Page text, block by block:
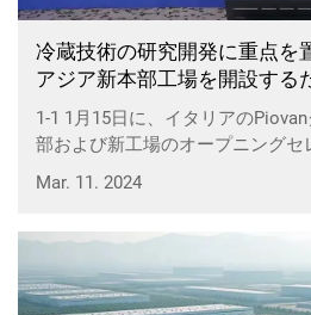
冷蔵技術の研究開発に重点を
アジア新本部工場を開設する
を投資
1-1 1月15日に、イタリアの
部および新工場のオープニングセ
クゾーンで開催された。新工場に
Mar. 11. 2024